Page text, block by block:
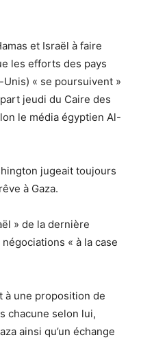
et Israël à faire
les efforts des pays
Unis) « se poursuivent »
jeudi du Caire des
le média égyptien Al-
jugeait toujours
à Gaza.
» de la dernière
« à la case
à une proposition de
chacune selon lui,
ainsi qu’un échange